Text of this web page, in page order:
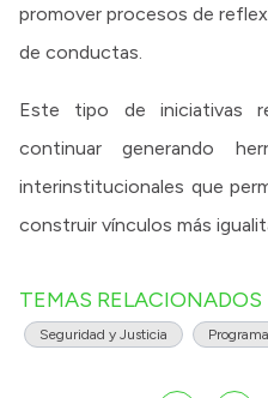
promover procesos de
de conductas.
Este tipo de iniciativas
continuar generando
interinstitucionales que
construir vínculos más
TEMAS RELACIONADOS
Seguridad y Justicia